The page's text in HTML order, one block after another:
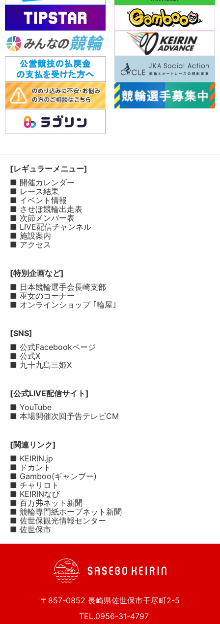
[レギュラーメニュー]
■ 開催カレンダー
■ レース結果
■ イベント情報
■ させぼ競輪出走表
■ 次節メンバー表
■ LIVE配信チャンネル
■ 施設案内
■ アクセス
[特別企画など]
■ 日本競輪選手会長崎支部
■ 巫女のコーナー
■ オンラインショップ ｢輪屋｣
[SNS]
■ 公式Facebookページ
■ 公式X
■ 九十九島三姫X
[公式LIVE配信サイト]
■ YouTube
■ 本場開催次回予告テレビCM
[関連リンク]
■ KEIRIN.jp
■ ドカント
■ Gamboo(ギャンブー)
■ チャリロト
■ KEIRINなび
■ 百万弗ネット新聞
■ 競輪専門紙ホープネット新聞
■ 佐世保観光情報センター
■ 佐世保市
〒857-0852 長崎県佐世保市干尽町2-5
TEL.0956-31-4797